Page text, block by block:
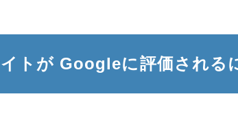
トが Googleに評価される